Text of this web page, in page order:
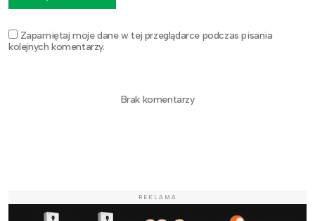
Zapamiętaj moje dane w tej przeglądarce podczas pisania
kolejnych komentarzy.
Brak komentarzy
REKLAMA